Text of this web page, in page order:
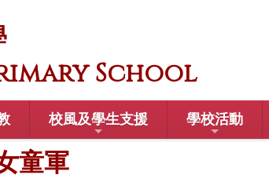
School
校風及學生支援 學校活動
童軍